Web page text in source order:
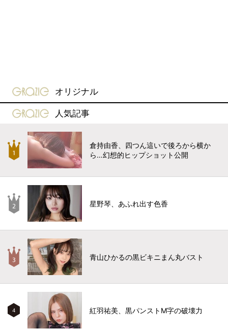
gravure-grazie
オリジナル
gravure-grazie
人気記事
倉持由香、四つん這いで後ろから横か
ら…幻想的ヒップショット公開
星野琴、あふれ出す色香
青山ひかるの黒ビキニまん丸バスト
4 紅羽祐美、黒パンストM字の破壊力